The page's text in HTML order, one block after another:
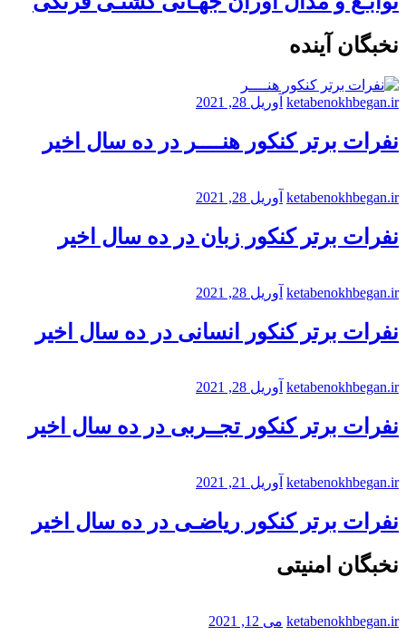
نخبگان آینده
ketabenokhbegan.ir آوریل 28, 2021
نفرات برتر کنکور هنــــر در ده سال اخیر
ketabenokhbegan.ir آوریل 28, 2021
نفرات برتر کنکور زبان در ده سال اخیر
ketabenokhbegan.ir آوریل 28, 2021
نفرات برتر کنکور انسانی در ده سال اخیر
ketabenokhbegan.ir آوریل 28, 2021
نفرات برتر کنکور تجــربی در ده سال اخیر
ketabenokhbegan.ir آوریل 21, 2021
نفرات برتر کنکور ریاضـی در ده سال اخیر
نخبگان امنیتی
ketabenokhbegan.ir می 12, 2021